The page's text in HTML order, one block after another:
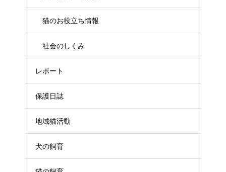
猫のお役立ち情報
社会のしくみ
レポート
保護日誌
地域猫活動
犬の飼育